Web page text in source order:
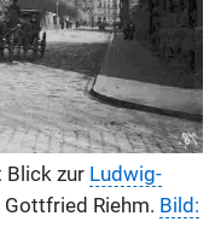
Blick zur Ludwig-
Riehm. Bild: